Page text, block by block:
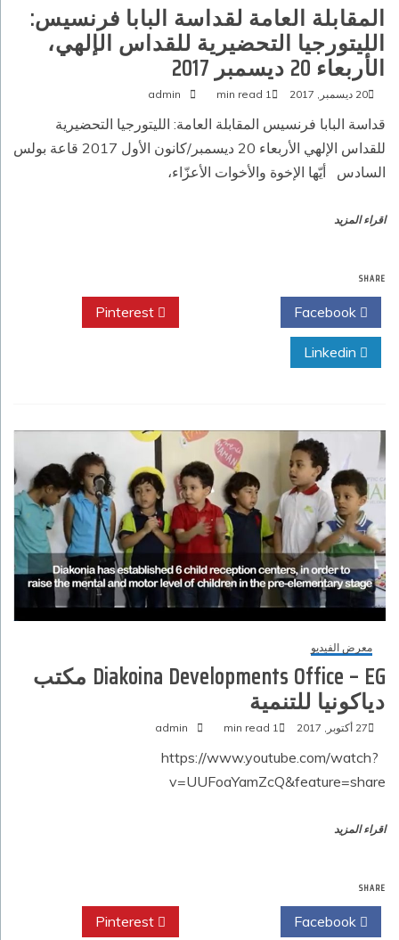
المقابلة العامة لقداسة البابا فرنسيس:
الليتورجيا التحضيرية للقداس الإلهي،
الأربعاء 20 ديسمبر 2017‏
20 ديسمبر, 2017 1 min read
admin
قداسة البابا فرنسيس المقابلة العامة: الليتورجيا التحضيرية
للقداس الإلهي الأربعاء 20 ديسمبر/كانون الأول 2017‏ قاعة بولس
السادس أيّها الإخوة والأخوات الأعزّاء،
اقراء المزيد
SHARE
معرض الفيديو
Diakoina Developments Office – EG مكتب
دياكونيا للتنمية
27 أكتوبر, 2017 1 min read
admin
https://www.youtube.com/watch?
v=UUFoaYamZcQ&feature=share
اقراء المزيد
SHARE